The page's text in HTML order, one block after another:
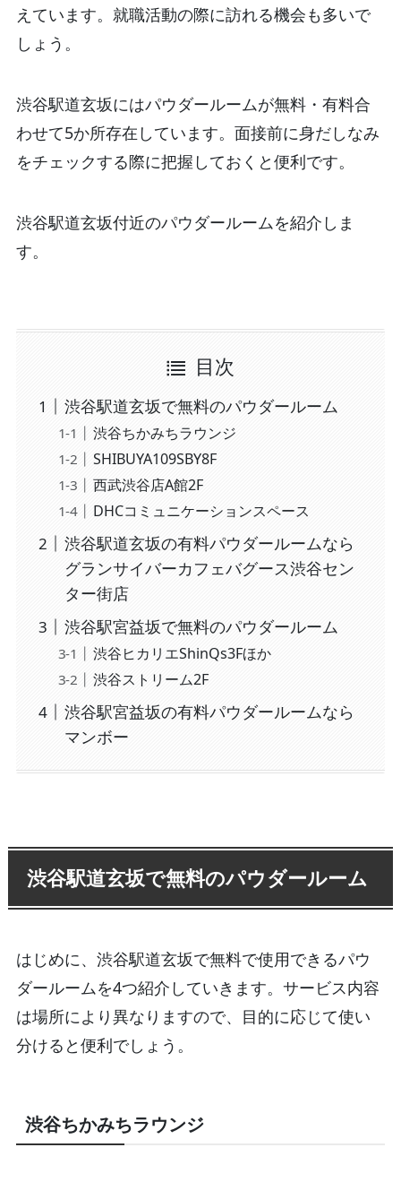
えています。就職活動の際に訪れる機会も多いで
しょう。
渋谷駅道玄坂にはパウダールームが無料・有料合
わせて5か所存在しています。面接前に身だしなみ
をチェックする際に把握しておくと便利です。
渋谷駅道玄坂付近のパウダールームを紹介しま
す。
目次
渋谷駅道玄坂で無料のパウダールーム
渋谷ちかみちラウンジ
SHIBUYA109SBY8F
西武渋谷店A館2F
DHCコミュニケーションスペース
渋谷駅道玄坂の有料パウダールームなら
グランサイバーカフェバグース渋谷セン
ター街店
渋谷駅宮益坂で無料のパウダールーム
渋谷ヒカリエShinQs3Fほか
渋谷ストリーム2F
渋谷駅宮益坂の有料パウダールームなら
マンボー
渋谷駅道玄坂で無料のパウダールーム
はじめに、渋谷駅道玄坂で無料で使用できるパウ
ダールームを4つ紹介していきます。サービス内容
は場所により異なりますので、目的に応じて使い
分けると便利でしょう。
渋谷ちかみちラウンジ